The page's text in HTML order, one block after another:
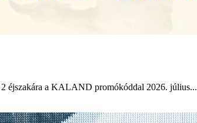
2 éjszakára a KALAND promókóddal 2026. július...